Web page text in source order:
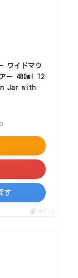
ワイドマウ
ー 480ml 12
Jar with
す
ポチップ